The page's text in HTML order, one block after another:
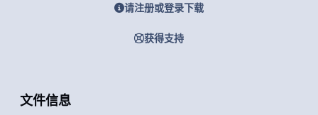
请注册或登录下载
获得支持
文件信息